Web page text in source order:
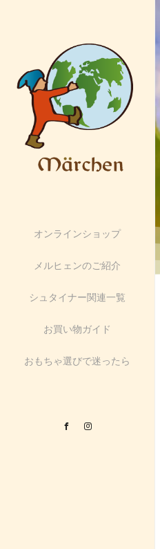
オンラインショップ
メルヒェンのご紹介
シュタイナー関連一覧
お買い物ガイド
おもちゃ選びで迷ったら
Facebook